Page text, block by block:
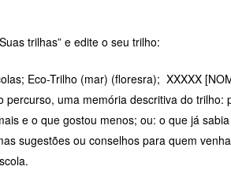
trilhas” e edite o seu trilho:
Eco-Trilho (mar) (floresra); XXXXX
percurso, uma memória descritiva do trilho:
e o que gostou menos; ou: o que já
sugestões ou conselhos para quem